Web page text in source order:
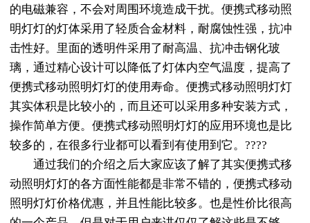
的电磁兼容，不会对周围环境造成干扰。便携式移动照
明灯灯的灯体采用了轻质合金材料，耐腐蚀性强，抗冲
击性好。里面的透明件采用了耐高温、抗冲击钢化玻
璃，通过精心设计可以降低了灯体内空气温度，提高了
便携式移动照明灯灯的使用寿命。便携式移动照明灯灯
其实体积是比较小的，而且还可以采用多种安装方式，
操作简单方便。便携式移动照明灯灯的应用环境也是比
较多的，在很多行业都可以看到有使用到它。????
通过我们的介绍之后大家应该了解了其实便携式移
动照明灯灯的各方面性能都是非常不错的， 便携式移动
照明灯灯价格优惠，并且性能比较多。也是性价比很高